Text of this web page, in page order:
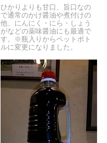
ひかりよりも甘口、旨口なの
で通常のかけ醤油や煮付けの
他、にんにく・にら・しょう
がなどの薬味醤油にも最適で
す。※瓶入りからペットボト
ルに変更になりました。